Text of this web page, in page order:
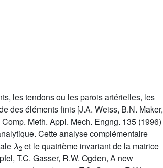
les tendons ou les parois artérielles, les
des éléments finis [J.A. Weiss, B.N. Maker,
Meth. Appl. Mech. Engng. 135 (1996)
Cette analyse complémentaire
λ2
et le quatrième invariant de la matrice
T.C. Gasser, R.W. Ogden, A new